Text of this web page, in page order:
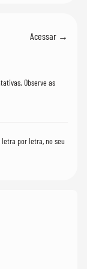
Acessar →
Observe as
por letra, no seu